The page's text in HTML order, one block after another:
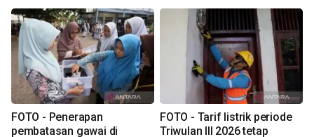
FOTO - Penerapan
pembatasan gawai di
FOTO - Tarif listrik periode
Triwulan III 2026 tetap